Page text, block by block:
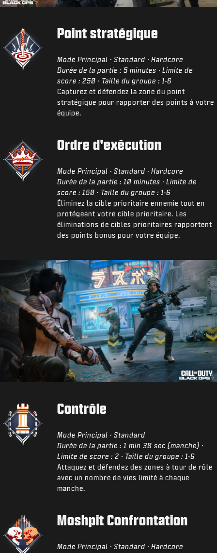
Point stratégique
Mode Principal · Standard · Hardcore
Durée de la partie : 5 minutes · Limite de
score : 250 · Taille du groupe : 1-6
Capturez et défendez la zone du point
stratégique pour rapporter des points à votre
équipe.
Ordre d'exécution
Mode Principal · Standard · Hardcore
Durée de la partie : 10 minutes · Limite de
score : 150 · Taille du groupe : 1-6
Éliminez la cible prioritaire ennemie tout en
protégeant votre cible prioritaire. Les
éliminations de cibles prioritaires rapportent
des points bonus pour votre équipe.
Contrôle
Mode Principal · Standard
Durée de la partie : 1 min 30 sec (manche) ·
Limite de score : 2 · Taille du groupe : 1-6
Attaquez et défendez des zones à tour de rôle
avec un nombre de vies limité à chaque
manche.
Moshpit Confrontation
Mode Principal · Standard · Hardcore